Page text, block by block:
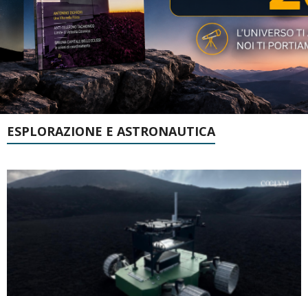
ESPLORAZIONE E ASTRONAUTICA